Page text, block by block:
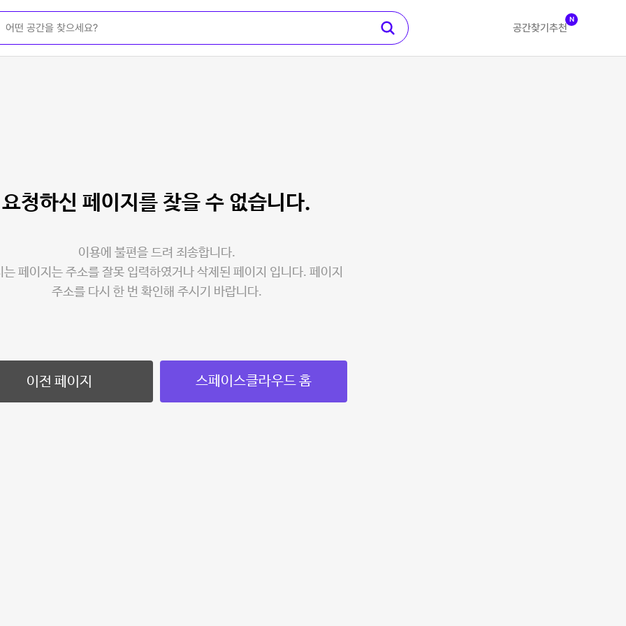
공간찾기 추천
N
요청하신 페이지를 찾을 수 없습니다.
이용에 불편을 드려 죄송합니다.
는 페이지는 주소를 잘못 입력하였거나 삭제된 페이지 입니다. 페이지
주소를 다시 한 번 확인해 주시기 바랍니다.
이전 페이지 스페이스클라우드 홈